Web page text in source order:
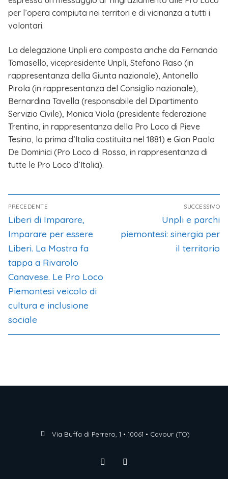
per l’opera compiuta nei territori e di vicinanza a tutti i
volontari.
La delegazione Unpli era composta anche da Fernando
Tomasello, vicepresidente Unpli, Stefano Raso (in
rappresentanza della Giunta nazionale), Antonello
Pirola (in rappresentanza del Consiglio nazionale),
Bernardina Tavella (responsabile del Dipartimento
Servizio Civile), Monica Viola (presidente federazione
Trentina, in rappresentanza della Pro Loco di Pieve
Tesino, la prima d’Italia costituita nel 1881) e Gian Paolo
De Dominici (Pro Loco di Rossa, in rappresentanza di
tutte le Pro Loco d’Italia).
PRECEDENTE
Liberi di Imparare,
Imparare per essere
Liberi. La Mostra fa
tappa a Rivarolo
Canavese. Le Pro Loco
Piemontesi veicolo di
cultura e inclusione
sociale
SUCCESSIVO
Unpli e parchi
piemontesi: sinergia per
il territorio
Via Buffa di Perrero, 1 • 10061 • Cavour (TO)